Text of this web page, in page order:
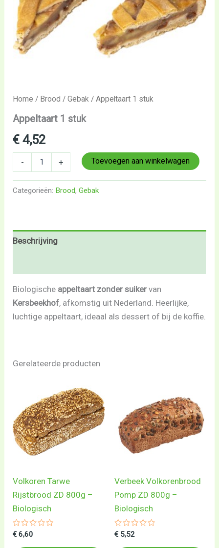
Home / Brood /Gebak / Appeltaart 1 stuk
Appeltaart 1 stuk
€ 4,52
- + Toevoegen aan winkelwagen
Categorieën: Brood,Gebak
Beschrijving
Biologische appeltaart zonder suiker van
Kersbeekhof, afkomstig uit Nederland. Heerlijke,
luchtige appeltaart, ideaal als dessert of bij de koffie.
Gerelateerde producten
Volkoren Tarwe
Rijstbrood ZD 800g –
Biologisch
Gewaardeerd
€ 6,60
Verbeek Volkorenbrood
Pomp ZD 800g –
Biologisch
Gewaardeerd
€ 5,52